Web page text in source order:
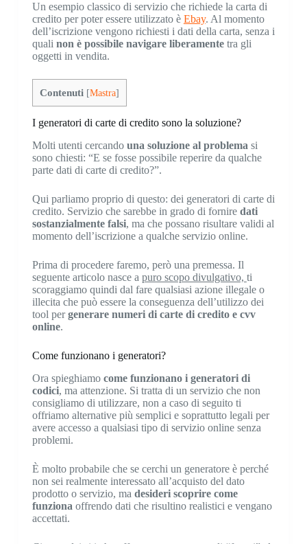
Un esempio classico di servizio che richiede la carta di
credito per poter essere utilizzato è Ebay. Al momento
dell’iscrizione vengono richiesti i dati della carta, senza i
quali non è possibile navigare liberamentetra gli
oggetti in vendita.
Contenuti [Mastra]
I generatori di carte di credito sono la soluzione?
Molti utenti cercando una soluzione al problema si
sono chiesti: “E se fosse possibile reperire da qualche
parte dati di carte di credito?”.
Qui parliamo proprio di questo: dei generatori di carte di
credito. Servizio che sarebbe in grado di fornire dati
sostanzialmente falsi, ma che possano risultare validi al
momento dell’iscrizione a qualche servizio online.
Prima di procedere faremo, però una premessa. Il
seguente articolo nasce a puro scopo divulgativo, ti
scoraggiamo quindi dal fare qualsiasi azione illegale o
illecita che può essere la conseguenza dell’utilizzo dei
tool pergenerare numeri di carte di credito e cvv
online.
Come funzionano i generatori?
Ora spieghiamo come funzionano i generatori di
codici, ma attenzione. Si tratta di un servizio che non
consigliamo di utilizzare, non a caso di seguito ti
offriamo alternative più semplici e soprattutto legali per
avere accesso a qualsiasi tipo di servizio online senza
problemi.
È molto probabile che se cerchi un generatore è perché
non sei realmente interessato all’acquisto del dato
prodotto o servizio, ma desideri scoprire come
funziona offrendo dati che risultino realistici e vengano
accettati.